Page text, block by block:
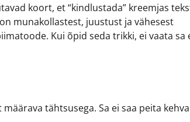
koort, et “kindlustada” kreemjas
munakollastest, juustust ja vähesest
Kui õpid seda trikki, ei vaata sa
tähtsusega. Sa ei saa peita kehva